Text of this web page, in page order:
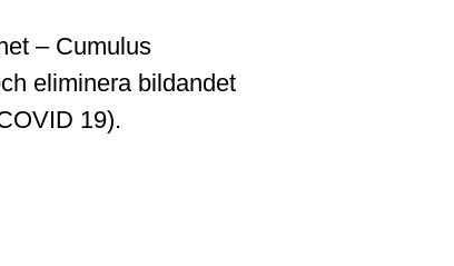
– Cumulus
eliminera bildandet
19).